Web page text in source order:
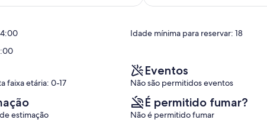
mar
-
Santa
Maria
um
10,
Excecional,
(20
avaliações)
Idade mínima para reservar: 18
faixa etária: 0-17
Eventos
Não são permitidos eventos
estimação
É permitido fumar?
Não é permitido fumar